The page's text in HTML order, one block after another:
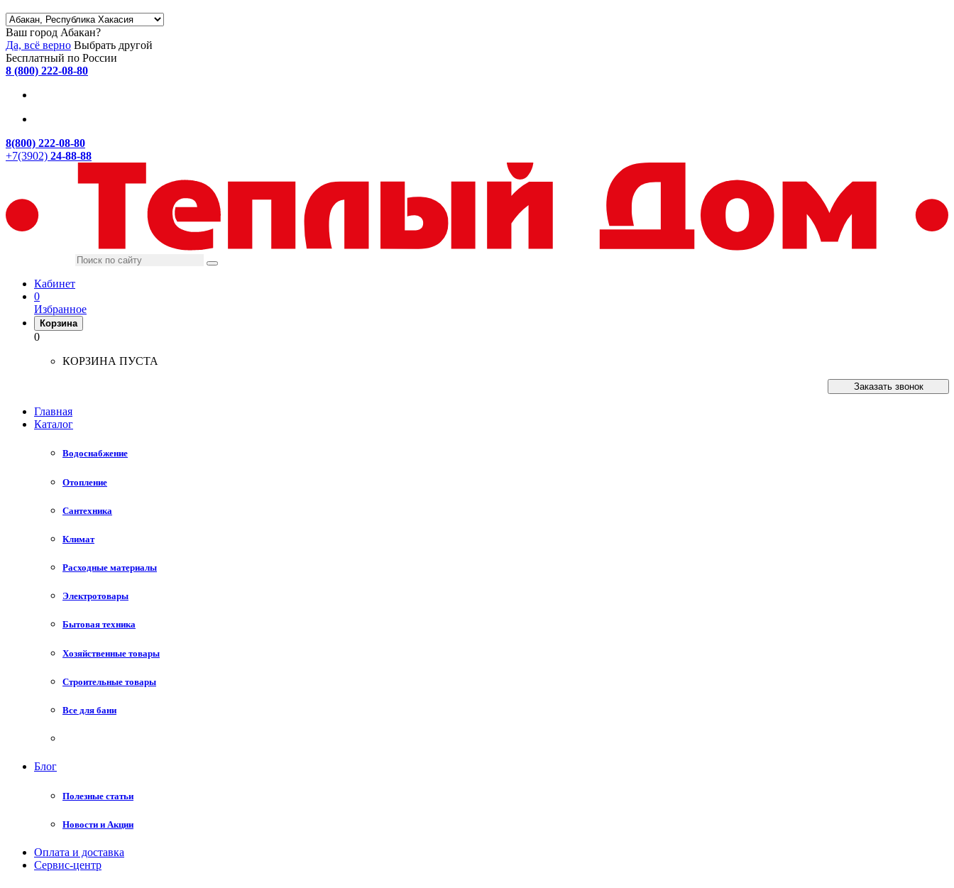
Ваш город Абакан?
Да, всё верно Выбрать другой
Бесплатный по России
8 (800) 222-08-80
8(800) 222-08-80
+7(3902) 24-88-88
Кабинет
0
Избранное
Корзина
0
КОРЗИНА ПУСТА
Заказать звонок
Главная
Каталог
Водоснабжение
Отопление
Сантехника
Климат
Расходные материалы
Электротовары
Бытовая техника
Хозяйственные товары
Строительные товары
Все для бани
Блог
Полезные статьи
Новости и Акции
Оплата и доставка
Сервис-центр